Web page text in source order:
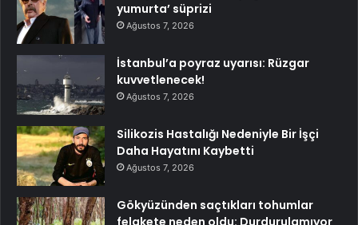
yumurta’ süprizi
Ağustos 7, 2026
İstanbul’a poyraz uyarısı: Rüzgar
kuvvetlenecek!
Ağustos 7, 2026
Silikozis Hastalığı Nedeniyle Bir İşçi
Daha Hayatını Kaybetti
Ağustos 7, 2026
Gökyüzünden saçtıkları tohumlar
felakete neden oldu: Durdurulamıyor